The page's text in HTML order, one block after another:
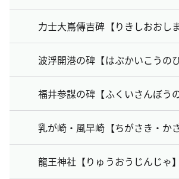
力士大嶌傳吉碑【りきしおおし
波浮開港の碑【はぶかいこうのひ
福井参謀の碑【ふくいさんぼうの
乳が崎・風早崎【ちがさき・か
龍王神社【りゅうおうじんじゃ】